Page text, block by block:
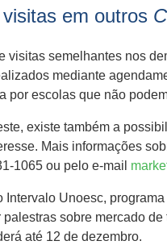
em outros
visitas semelhantes nos
mediante
por escolas que não
existe também a
Mais informações
1065 ou pelo e-mail
Intervalo Unoesc,
sobre mercado
até 12 de dezembro.